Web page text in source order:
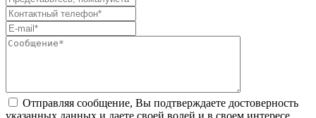
Отправляя сообщение, Вы подтверждаете достоверность
указанных данных и даете своей волей и в своем интересе